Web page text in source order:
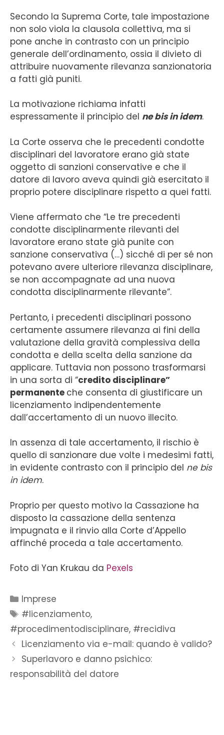
Secondo la Suprema Corte, tale impostazione
non solo viola la clausola collettiva, ma si
pone anche in contrasto con un principio
generale dell’ordinamento, ossia il divieto di
attribuire nuovamente rilevanza sanzionatoria
a fatti già puniti.
La motivazione richiama infatti
espressamente il principio del ne bis in idem.
La Corte osserva che le precedenti condotte
disciplinari del lavoratore erano già state
oggetto di sanzioni conservative e che il
datore di lavoro aveva quindi già esercitato il
proprio potere disciplinare rispetto a quei fatti.
Viene affermato che “Le tre precedenti
condotte disciplinarmente rilevanti del
lavoratore erano state già punite con
sanzione conservativa (…) sicché di per sé non
potevano avere ulteriore rilevanza disciplinare,
se non accompagnate ad una nuova
condotta disciplinarmente rilevante”.
Pertanto, i precedenti disciplinari possono
certamente assumere rilevanza ai fini della
valutazione della gravità complessiva della
condotta e della scelta della sanzione da
applicare. Tuttavia non possono trasformarsi
in una sorta di “credito disciplinare”
permanente che consenta di giustificare un
licenziamento indipendentemente
dall’accertamento di un nuovo illecito.
In assenza di tale accertamento, il rischio è
quello di sanzionare due volte i medesimi fatti,
in evidente contrasto con il principio del ne bis
in idem.
Proprio per questo motivo la Cassazione ha
disposto la cassazione della sentenza
impugnata e il rinvio alla Corte d’Appello
affinché proceda a tale accertamento.
Foto di Yan Krukau da Pexels
Imprese
#licenziamento,
#procedimentodisciplinare, #recidiva
Licenziamento via e-mail: quando è valido?
Superlavoro e danno psichico:
responsabilità del datore